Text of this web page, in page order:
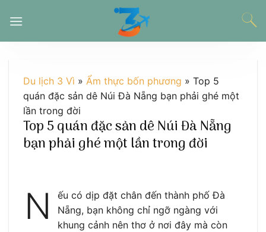
đến
Du lịch 3 Vì » Ẩm thực bốn phương » Top 5
quán đặc sản dê Núi Đà Nẵng bạn phải ghé một
lần trong đời
Top 5 quán đặc sản dê Núi Đà Nẵng
bạn phải ghé một lần trong đời
N
ếu có dịp đặt chân đến thành phố Đà
Nẵng, bạn không chỉ ngỡ ngàng với
khung cảnh nên thơ ở nơi đây mà còn